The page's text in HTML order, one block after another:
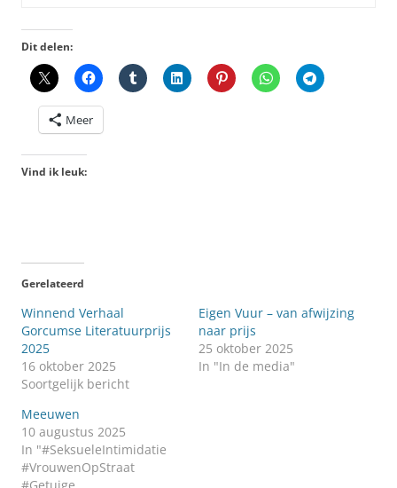
Dit delen:
Meer
Vind ik leuk:
Gerelateerd
Winnend Verhaal
Gorcumse Literatuurprijs
2025
16 oktober 2025
Soortgelijk bericht
Eigen Vuur – van afwijzing
naar prijs
25 oktober 2025
In "In de media"
Meeuwen
10 augustus 2025
In "#SeksueleIntimidatie
#VrouwenOpStraat